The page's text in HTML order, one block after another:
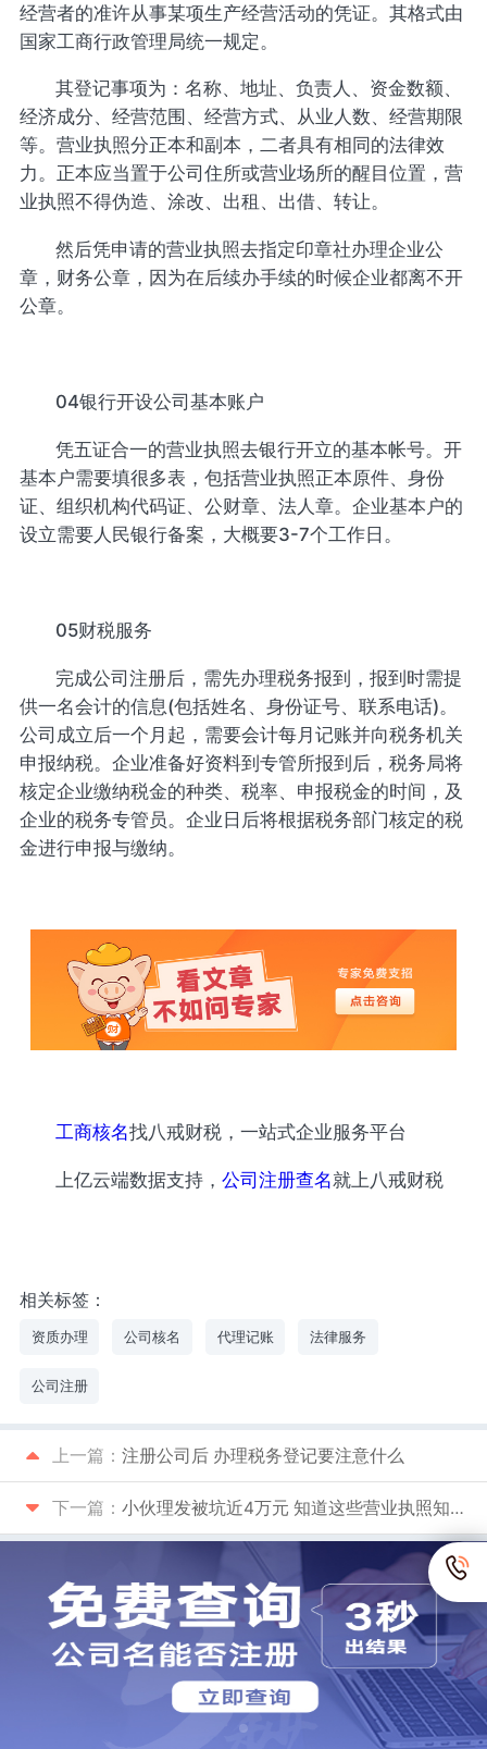
经营者的准许从事某项生产经营活动的凭证。其格式由
国家工商行政管理局统一规定。
其登记事项为：名称、地址、负责人、资金数额、
经济成分、经营范围、经营方式、从业人数、经营期限
等。营业执照分正本和副本，二者具有相同的法律效
力。正本应当置于公司住所或营业场所的醒目位置，营
业执照不得伪造、涂改、出租、出借、转让。
然后凭申请的营业执照去指定印章社办理企业公
章，财务公章，因为在后续办手续的时候企业都离不开
公章。
04银行开设公司基本账户
凭五证合一的营业执照去银行开立的基本帐号。开
基本户需要填很多表，包括营业执照正本原件、身份
证、组织机构代码证、公财章、法人章。企业基本户的
设立需要人民银行备案，大概要3-7个工作日。
05财税服务
完成公司注册后，需先办理税务报到，报到时需提
供一名会计的信息(包括姓名、身份证号、联系电话)。
公司成立后一个月起，需要会计每月记账并向税务机关
申报纳税。企业准备好资料到专管所报到后，税务局将
核定企业缴纳税金的种类、税率、申报税金的时间，及
企业的税务专管员。企业日后将根据税务部门核定的税
金进行申报与缴纳。
工商核名找八戒财税，一站式企业服务平台
上亿云端数据支持，公司注册查名就上八戒财税
相关标签：
资质办理 公司核名 代理记账 法律服务
公司注册
上一篇： 注册公司后 办理税务登记要注意什么
下一篇： 小伙理发被坑近4万元 知道这些营业执照知识能帮你维权